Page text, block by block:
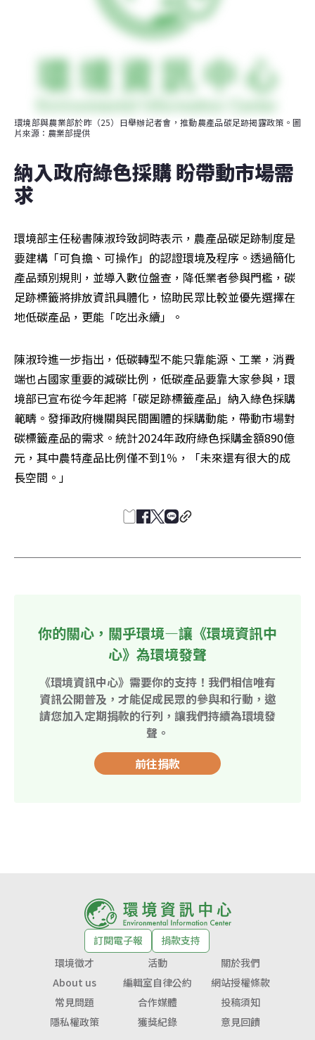
環境部與農業部於昨（25）日舉辦記者會，推動農產品碳足跡揭露政策。圖
片來源：農業部提供
納入政府綠色採購 盼帶動市場需
求
環境部主任秘書陳淑玲致詞時表示，農產品碳足跡制度是
要建構「可負擔、可操作」的認證環境及程序。透過簡化
產品類別規則，並導入數位盤查，降低業者參與門檻，碳
足跡標籤將排放資訊具體化，協助民眾比較並優先選擇在
地低碳產品，更能「吃出永續」。
陳淑玲進一步指出，低碳轉型不能只靠能源、工業，消費
端也占國家重要的減碳比例，低碳產品要靠大家參與，環
境部已宣布從今年起將「碳足跡標籤產品」納入綠色採購
範疇。發揮政府機關與民間團體的採購動能，帶動市場對
碳標籤產品的需求。統計2024年政府綠色採購金額890億
元，其中農特產品比例僅不到1％，「未來還有很大的成
長空間。」
你的關心，關乎環境—讓《環境資訊中
心》為環境發聲
《環境資訊中心》需要你的支持！我們相信唯有
資訊公開普及，才能促成民眾的參與和行動，邀
請您加入定期捐款的行列，讓我們持續為環境發
聲。
前往捐款
訂閱電子報
捐款支持
環境徵才
活動
關於我們
About us
編輯室自律公約
網站授權條款
常見問題
合作媒體
投稿須知
隱私權政策
獲獎紀錄 意見回饋